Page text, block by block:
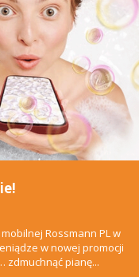
Rossmann PL w
w nowej promocji
zdmuchnąć pianę...